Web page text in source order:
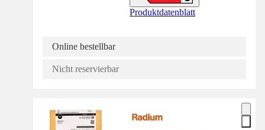
Produktdatenblatt
Online bestellbar
Nicht reservierbar